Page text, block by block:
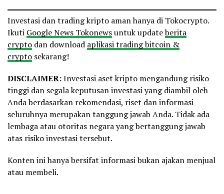
Investasi dan trading kripto aman hanya di Tokocrypto.
Ikuti Google News Tokonewsuntuk updateberita
crypto dan download aplikasi trading bitcoin &
crypto sekarang!
DISCLAIMER:Investasi aset kripto mengandung risiko
tinggi dan segala keputusan investasi yang diambil oleh
Anda berdasarkan rekomendasi, riset dan informasi
seluruhnya merupakan tanggung jawab Anda. Tidak ada
lembaga atau otoritas negara yang bertanggung jawab
atas risiko investasi tersebut.
Konten ini hanya bersifat informasi bukan ajakan menjual
atau membeli.